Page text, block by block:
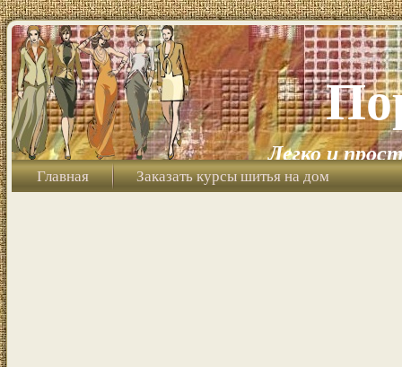
Легко и
Главная Заказать курсы шитья на дом